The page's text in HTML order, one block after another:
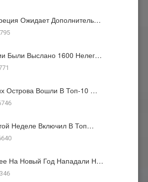
Ожидает Дополнитель…
Были Выслано 1600 Нелег…
Острова Вошли В Топ-10 …
Неделе Включил В Топ…
На Новый Год Нападали Н…